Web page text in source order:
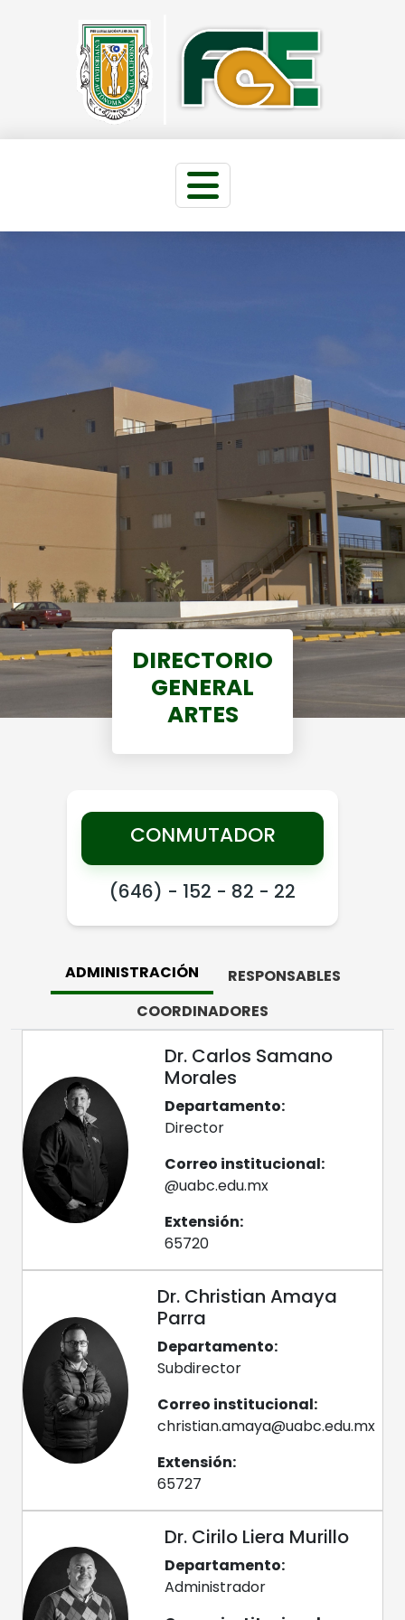
DIRECTORIO
GENERAL
ARTES
CONMUTADOR
(646) - 152 - 82 - 22
ADMINISTRACIÓN
RESPONSABLES
COORDINADORES
Dr. Carlos Samano
Morales
Departamento:
Director
Correo institucional:
@uabc.edu.mx
Extensión:
65720
Dr. Christian Amaya
Parra
Departamento:
Subdirector
Correo institucional:
christian.amaya@uabc.edu.mx
Extensión:
65727
Dr. Cirilo Liera Murillo
Departamento:
Administrador